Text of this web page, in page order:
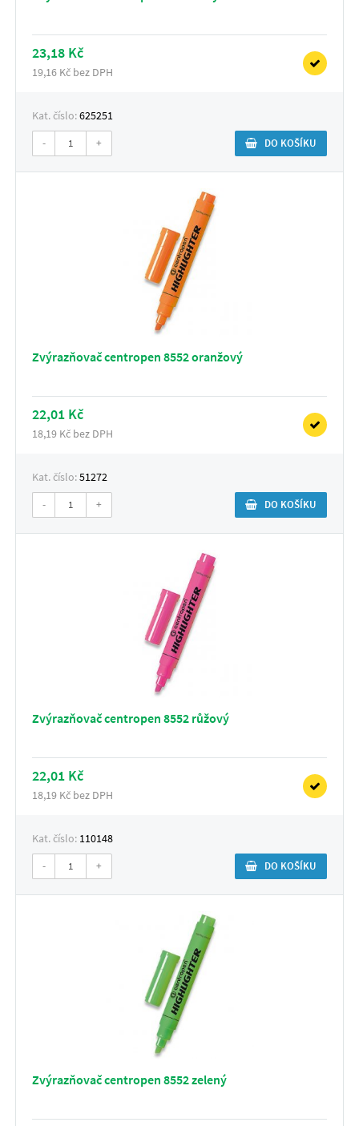
23,18 Kč
19,16 Kč bez DPH
Kat. číslo:625251
- + DO KOŠÍKU
Zvýrazňovač centropen 8552 oranžový
22,01 Kč
18,19 Kč bez DPH
Kat. číslo:51272
- + DO KOŠÍKU
Zvýrazňovač centropen 8552 růžový
22,01 Kč
18,19 Kč bez DPH
Kat. číslo: 110148
- + DO KOŠÍKU
Zvýrazňovač centropen 8552 zelený